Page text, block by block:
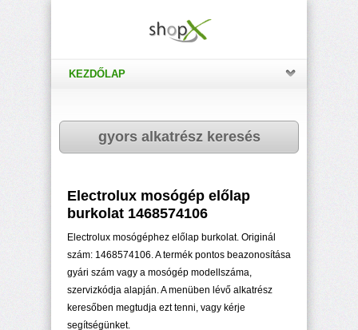
KEZDŐLAP
gyors alkatrész keresés
Electrolux mosógép előlap
burkolat 1468574106
Electrolux mosógéphez előlap burkolat. Originál
szám: 1468574106. A termék pontos beazonosítása
gyári szám vagy a mosógép modellszáma,
szervizkódja alapján. A menüben lévő alkatrész
keresőben megtudja ezt tenni, vagy kérje
segítségünket.